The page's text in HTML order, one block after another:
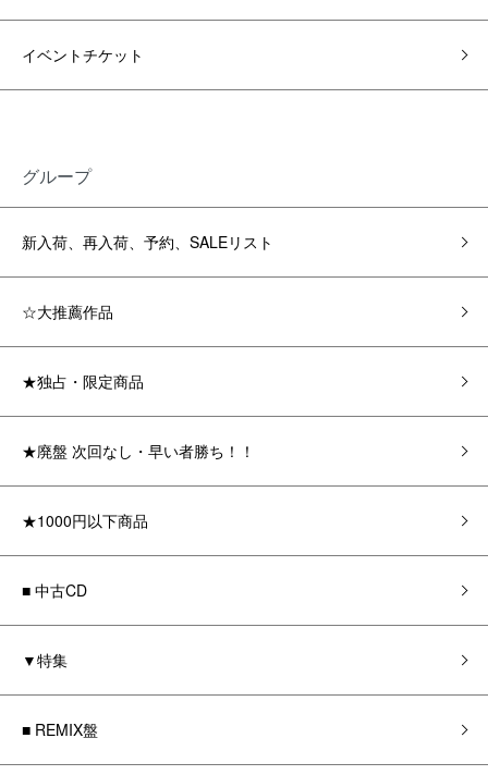
イベントチケット
グループ
新入荷、再入荷、予約、SALEリスト
☆大推薦作品
★独占・限定商品
★廃盤 次回なし・早い者勝ち！！
★1000円以下商品
■ 中古CD
▼特集
■ REMIX盤